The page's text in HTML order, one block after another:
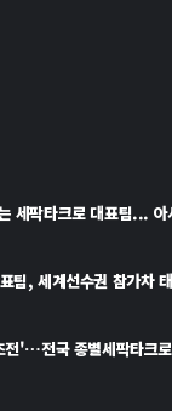
세팍타크로 대표팀... 아
팀, 세계선수권 참가차
'…전국 종별세팍타크